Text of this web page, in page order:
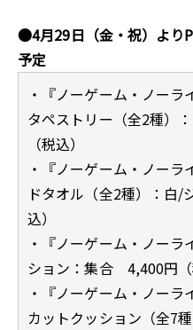
●4月29日（金・祝）より
予定
・『ノーゲーム・ノー
タペストリー（全2種）
（税込）
・『ノーゲーム・ノー
ドタオル（全2種）：白
込）
・『ノーゲーム・ノー
ション：集合 4,400円（
・『ノーゲーム・ノー
カットクッション（全7